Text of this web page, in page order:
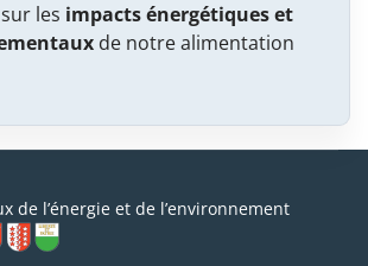
les impacts énergétiques et
de notre alimentation
de l’énergie et de l’environnement